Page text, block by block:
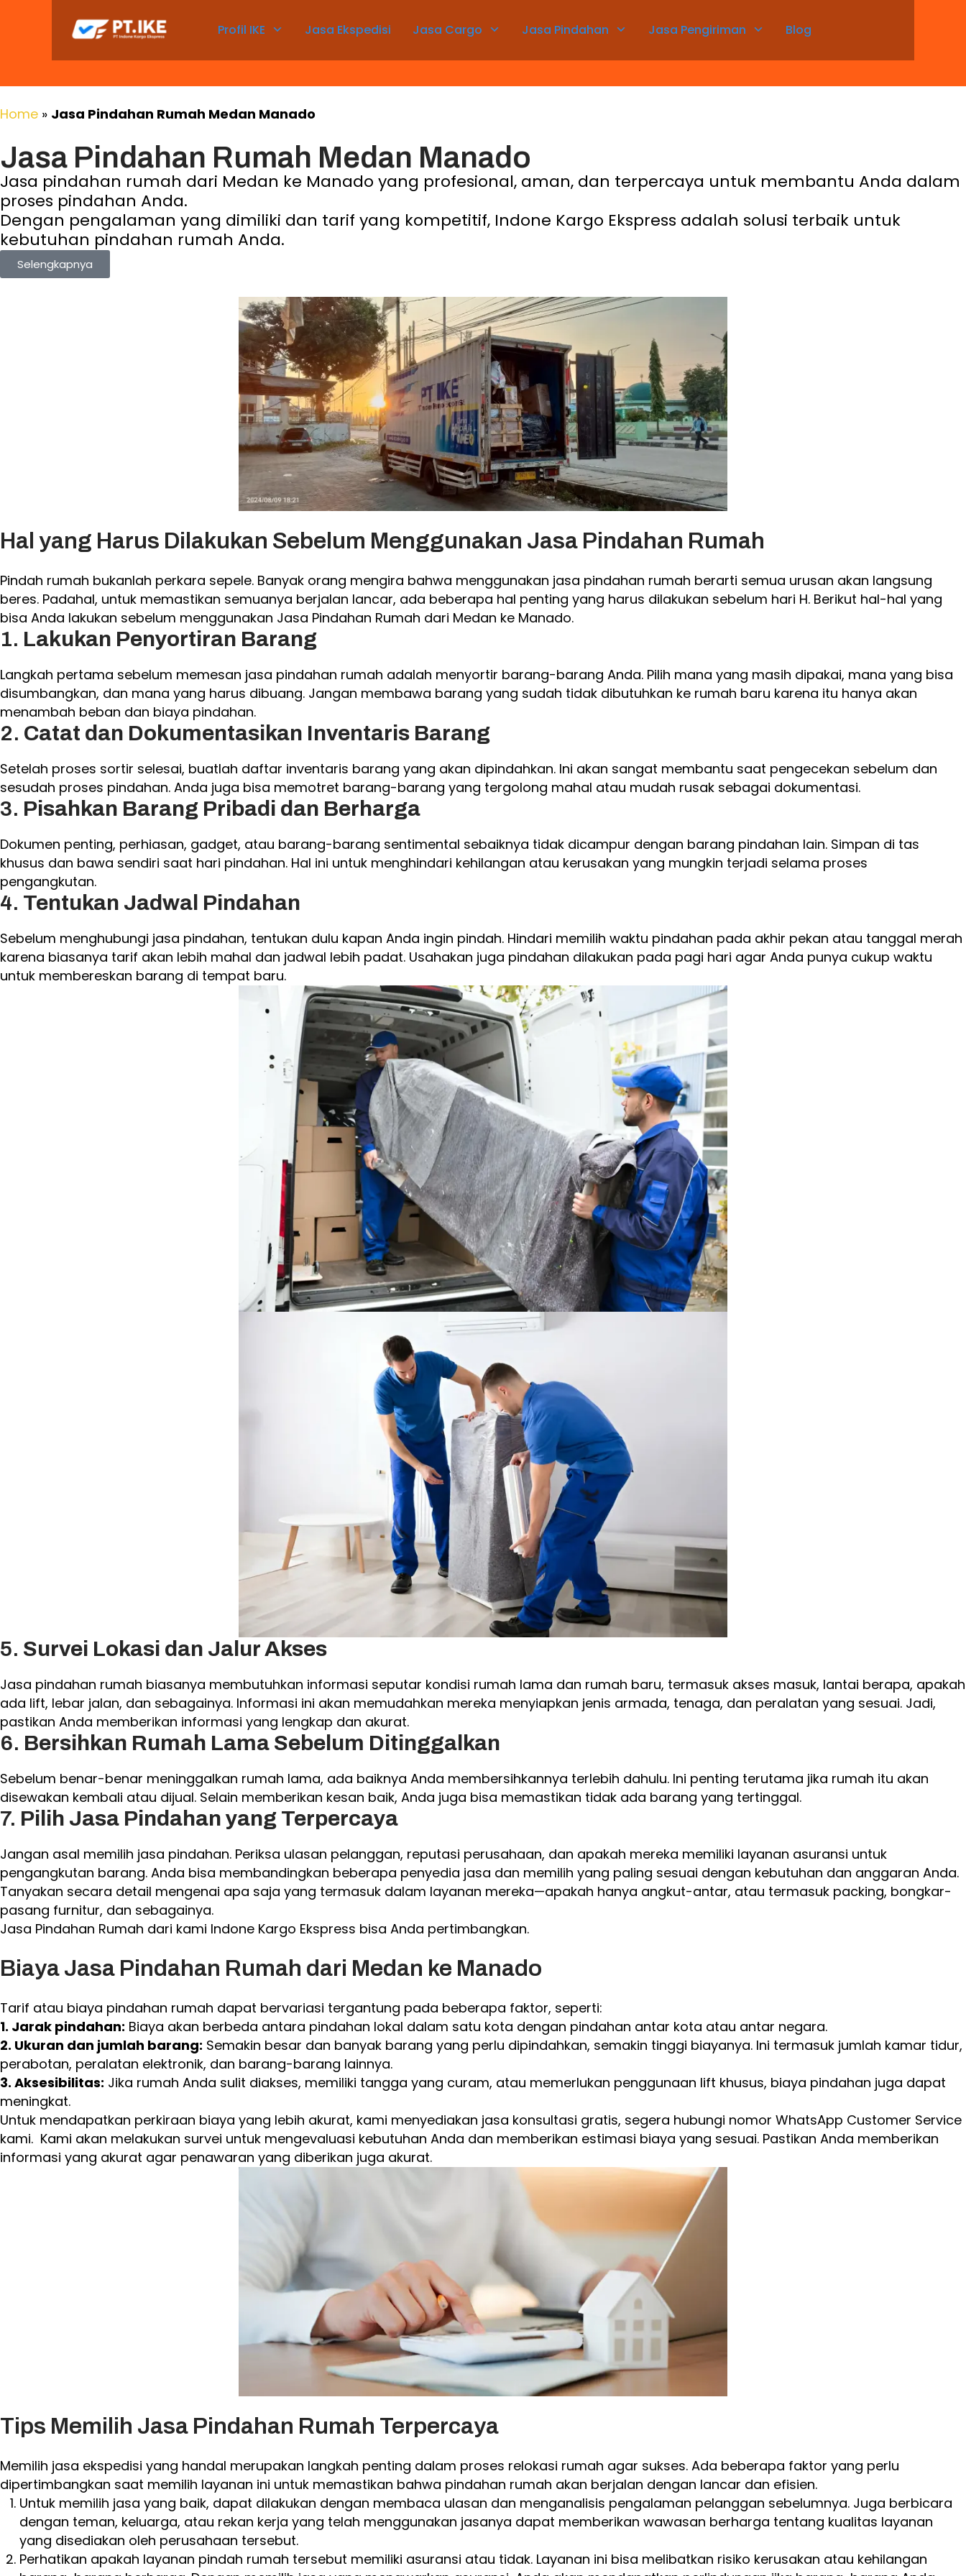
Profil IKE Jasa Ekspedisi Jasa Cargo Jasa Pindahan Jasa Pengiriman Blog
Home » Jasa Pindahan Rumah Medan Manado
Jasa Pindahan Rumah Medan Manado
Jasa pindahan rumah dari Medan ke Manado yang profesional, aman, dan terpercaya untuk membantu Anda dalam
proses pindahan Anda.
Dengan pengalaman yang dimiliki dan tarif yang kompetitif, Indone Kargo Ekspress adalah solusi terbaik untuk
kebutuhan pindahan rumah Anda.
Selengkapnya
Hal yang Harus Dilakukan Sebelum Menggunakan Jasa Pindahan Rumah
Pindah rumah bukanlah perkara sepele. Banyak orang mengira bahwa menggunakan jasa pindahan rumah berarti semua urusan akan langsung
beres. Padahal, untuk memastikan semuanya berjalan lancar, ada beberapa hal penting yang harus dilakukan sebelum hari H. Berikut hal-hal yang
bisa Anda lakukan sebelum menggunakan Jasa Pindahan Rumah dari Medan ke Manado.
1. Lakukan Penyortiran Barang
Langkah pertama sebelum memesan jasa pindahan rumah adalah menyortir barang-barang Anda. Pilih mana yang masih dipakai, mana yang bisa
disumbangkan, dan mana yang harus dibuang. Jangan membawa barang yang sudah tidak dibutuhkan ke rumah baru karena itu hanya akan
menambah beban dan biaya pindahan.
2. Catat dan Dokumentasikan Inventaris Barang
Setelah proses sortir selesai, buatlah daftar inventaris barang yang akan dipindahkan. Ini akan sangat membantu saat pengecekan sebelum dan
sesudah proses pindahan. Anda juga bisa memotret barang-barang yang tergolong mahal atau mudah rusak sebagai dokumentasi.
3. Pisahkan Barang Pribadi dan Berharga
Dokumen penting, perhiasan, gadget, atau barang-barang sentimental sebaiknya tidak dicampur dengan barang pindahan lain. Simpan di tas
khusus dan bawa sendiri saat hari pindahan. Hal ini untuk menghindari kehilangan atau kerusakan yang mungkin terjadi selama proses
pengangkutan.
4. Tentukan Jadwal Pindahan
Sebelum menghubungi jasa pindahan, tentukan dulu kapan Anda ingin pindah. Hindari memilih waktu pindahan pada akhir pekan atau tanggal merah
karena biasanya tarif akan lebih mahal dan jadwal lebih padat. Usahakan juga pindahan dilakukan pada pagi hari agar Anda punya cukup waktu
untuk membereskan barang di tempat baru.
5. Survei Lokasi dan Jalur Akses
Jasa pindahan rumah biasanya membutuhkan informasi seputar kondisi rumah lama dan rumah baru, termasuk akses masuk, lantai berapa, apakah
ada lift, lebar jalan, dan sebagainya. Informasi ini akan memudahkan mereka menyiapkan jenis armada, tenaga, dan peralatan yang sesuai. Jadi,
pastikan Anda memberikan informasi yang lengkap dan akurat.
6. Bersihkan Rumah Lama Sebelum Ditinggalkan
Sebelum benar-benar meninggalkan rumah lama, ada baiknya Anda membersihkannya terlebih dahulu. Ini penting terutama jika rumah itu akan
disewakan kembali atau dijual. Selain memberikan kesan baik, Anda juga bisa memastikan tidak ada barang yang tertinggal.
7. Pilih Jasa Pindahan yang Terpercaya
Jangan asal memilih jasa pindahan. Periksa ulasan pelanggan, reputasi perusahaan, dan apakah mereka memiliki layanan asuransi untuk
pengangkutan barang. Anda bisa membandingkan beberapa penyedia jasa dan memilih yang paling sesuai dengan kebutuhan dan anggaran Anda.
Tanyakan secara detail mengenai apa saja yang termasuk dalam layanan mereka—apakah hanya angkut-antar, atau termasuk packing, bongkar-
pasang furnitur, dan sebagainya.
Jasa Pindahan Rumah dari kami Indone Kargo Ekspress bisa Anda pertimbangkan.
Biaya Jasa Pindahan Rumah dari Medan ke Manado
Tarif atau biaya pindahan rumah dapat bervariasi tergantung pada beberapa faktor, seperti:
1. Jarak pindahan: Biaya akan berbeda antara pindahan lokal dalam satu kota dengan pindahan antar kota atau antar negara.
2. Ukuran dan jumlah barang: Semakin besar dan banyak barang yang perlu dipindahkan, semakin tinggi biayanya. Ini termasuk jumlah kamar tidur,
perabotan, peralatan elektronik, dan barang-barang lainnya.
3. Aksesibilitas: Jika rumah Anda sulit diakses, memiliki tangga yang curam, atau memerlukan penggunaan lift khusus, biaya pindahan juga dapat
meningkat.
Untuk mendapatkan perkiraan biaya yang lebih akurat, kami menyediakan jasa konsultasi gratis, segera hubungi nomor WhatsApp Customer Service
kami. Kami akan melakukan survei untuk mengevaluasi kebutuhan Anda dan memberikan estimasi biaya yang sesuai. Pastikan Anda memberikan
informasi yang akurat agar penawaran yang diberikan juga akurat.
Tips Memilih Jasa Pindahan Rumah Terpercaya
Memilih jasa ekspedisi yang handal merupakan langkah penting dalam proses relokasi rumah agar sukses. Ada beberapa faktor yang perlu
dipertimbangkan saat memilih layanan ini untuk memastikan bahwa pindahan rumah akan berjalan dengan lancar dan efisien.
Untuk memilih jasa yang baik, dapat dilakukan dengan membaca ulasan dan menganalisis pengalaman pelanggan sebelumnya. Juga berbicara
dengan teman, keluarga, atau rekan kerja yang telah menggunakan jasanya dapat memberikan wawasan berharga tentang kualitas layanan
yang disediakan oleh perusahaan tersebut.
Perhatikan apakah layanan pindah rumah tersebut memiliki asuransi atau tidak. Layanan ini bisa melibatkan risiko kerusakan atau kehilangan